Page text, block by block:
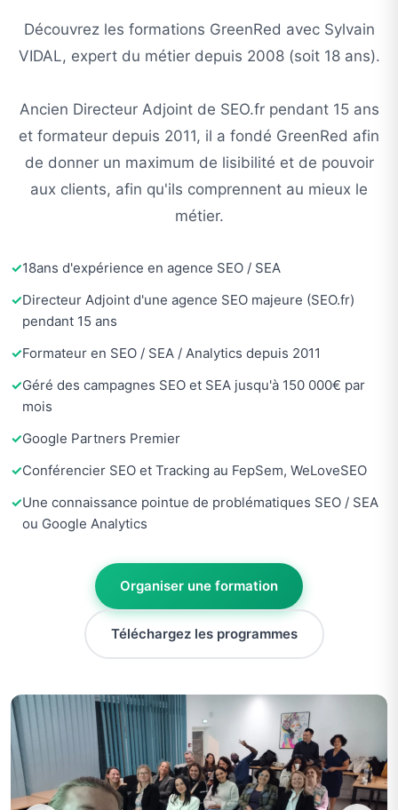
Découvrez les formations GreenRed avec Sylvain
VIDAL, expert du métier depuis 2008 (soit 18ans).
Ancien Directeur Adjoint de SEO.fr pendant 15 ans
et formateur depuis 2011, il a fondé GreenRed afin
de donner un maximum de lisibilité et de pouvoir
aux clients, afin qu'ils comprennent au mieux le
métier.
18ans d'expérience en agence SEO / SEA
Directeur Adjoint d'une agence SEO majeure (SEO.fr)
pendant 15 ans
Formateur en SEO / SEA / Analytics depuis 2011
Géré des campagnes SEO et SEA jusqu'à 150 000€ par
mois
Google Partners Premier
Conférencier SEO et Tracking au FepSem, WeLoveSEO
Une connaissance pointue de problématiques SEO / SEA
ou Google Analytics
Organiser une formation
Téléchargez les programmes